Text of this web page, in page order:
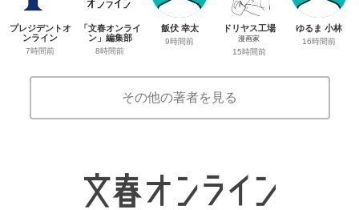
プレジデントオ
ンライン
7時間前
「文春オンライ
ン」編集部
8時間前
飯伏 幸太
9時間前
ドリヤス工場
漫画家
15時間前
ゆるま 小林
16時間前
その他の著者を見る